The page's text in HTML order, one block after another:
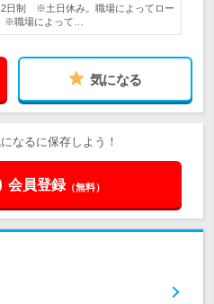
制 ※土日休み。職場によってロー
職場によって…
気になる
なるに保存しよう！
会員登録（無料）